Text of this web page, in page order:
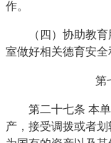
作。
（四）协助教育
室做好相关德育安全
第
第二十七条 本单
产，接受调拨或者